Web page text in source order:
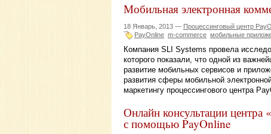
Мобильная электронная
18 Январь, 2013 — Процессинговый центр
PayOnline m-commerce мобильные
Компания SLI Systems провела
которого показали, что одной из
развитие мобильных сервисов и
развития сферы мобильной
маркетингу процессингового центра
Онлайн консультации
с помощью PayOnline